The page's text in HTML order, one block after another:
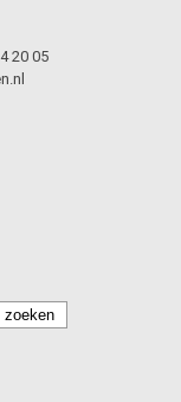
20 05